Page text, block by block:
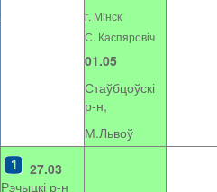
г. Мінск
С. Каспяровіч
01.05
Стаўбцоўскі
р-н,
М.Львоў
27.03
Рэчыцкі р-н